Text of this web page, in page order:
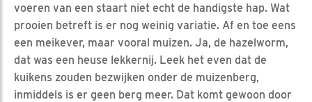
voeren van een staart niet echt de handigste hap. Wat
prooien betreft is er nog weinig variatie. Af en toe eens
een meikever, maar vooral muizen. Ja, de hazelworm,
dat was een heuse lekkernij. Leek het even dat de
kuikens zouden bezwijken onder de muizenberg,
inmiddels is er geen berg meer. Dat komt gewoon door